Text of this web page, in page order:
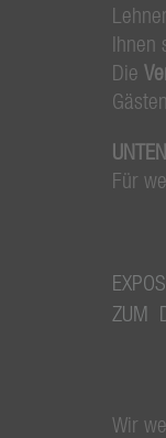
Ihnen
Die
Für
ZUM
Wir